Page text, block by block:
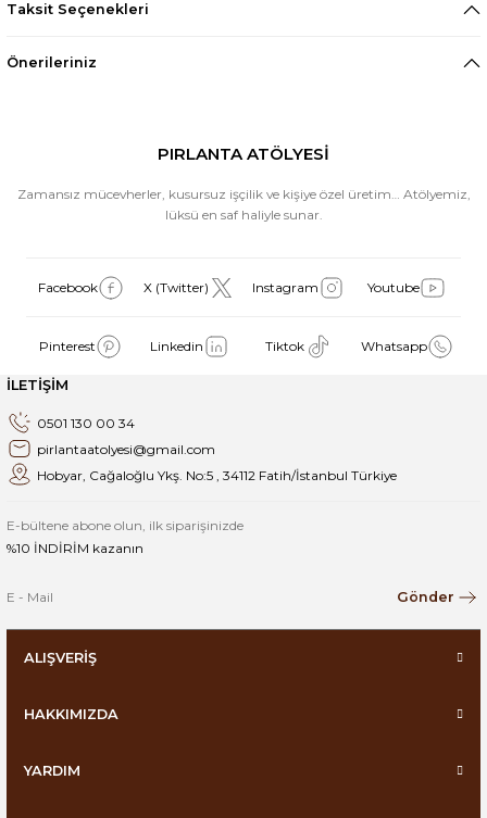
Taksit Seçenekleri
Önerileriniz
PIRLANTA ATÖLYESİ
Zamansız mücevherler, kusursuz işçilik ve kişiye özel üretim… Atölyemiz,
lüksü en saf haliyle sunar.
Facebook X (Twitter) Instagram Youtube
Pinterest Linkedin Tiktok Whatsapp
İLETİŞİM
0501 130 00 34
pirlantaatolyesi@gmail.com
Hobyar, Cağaloğlu Ykş. No:5 , 34112 Fatih/İstanbul Türkiye
E-bültene abone olun, ilk siparişinizde
%10 İNDİRİM kazanın
Gönder
ALIŞVERİŞ
HAKKIMIZDA
YARDIM